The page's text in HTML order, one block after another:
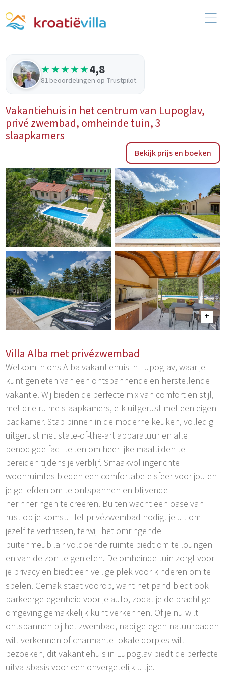
★★★★★4,8
81 beoordelingen op Trustpilot
Vakantiehuis in het centrum van Lupoglav,
privé zwembad, omheinde tuin, 3
slaapkamers
Bekijk prijs en boeken
Villa Alba met privézwembad
Welkom in ons Alba vakantiehuis in Lupoglav, waar je
kunt genieten van een ontspannende en herstellende
vakantie. Wij bieden de perfecte mix van comfort en stijl,
met drie ruime slaapkamers, elk uitgerust met een eigen
badkamer. Stap binnen in de moderne keuken, volledig
uitgerust met state-of-the-art apparatuur en alle
benodigde faciliteiten om heerlijke maaltijden te
bereiden tijdens je verblijf. Smaakvol ingerichte
woonruimtes bieden een comfortabele sfeer voor jou en
je geliefden om te ontspannen en blijvende
herinneringen te creëren. Buiten wacht een oase van
rust op je komst. Het privézwembad nodigt je uit om
jezelf te verfrissen, terwijl het omringende
buitenmeubilair voldoende ruimte biedt om te loungen
en van de zon te genieten. De omheinde tuin zorgt voor
je privacy en biedt een veilige plek voor kinderen om te
spelen. Gemak staat voorop, want het pand biedt ook
parkeergelegenheid voor je auto, zodat je de prachtige
omgeving gemakkelijk kunt verkennen. Of je nu wilt
ontspannen bij het zwembad, nabijgelegen natuurpaden
wilt verkennen of charmante lokale dorpjes wilt
bezoeken, dit vakantiehuis in Lupoglav biedt de perfecte
uitvalsbasis voor een onvergetelijk uitje.